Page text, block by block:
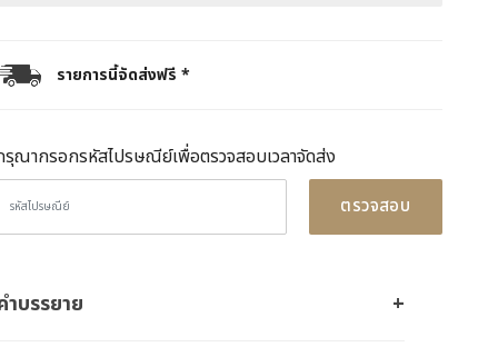
รายการนี้จัดส่งฟรี *
รุณากรอกรหัสไปรษณีย์เพื่อตรวจสอบเวลาจัดส่ง
ตรวจสอบ
ำบรรยาย